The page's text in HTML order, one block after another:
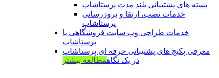
بسته های پشتیبانی بلند مدت پرستاشاپ
خدمات نصب، ارتقا و بروزرسانی
پرستاشاپ
خدمات طراحی وب سایت فروشگاهی با
پرستاشاپ
معرفی پکیج های پشتیبانی حرفه ای پرستاشاپ
در یک نگاهمطالعه بیشتر